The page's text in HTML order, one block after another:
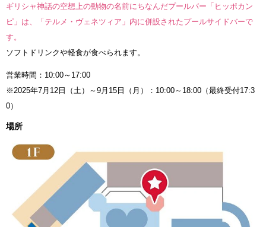
ギリシャ神話の空想上の動物の名前にちなんだプールバー「ヒッポカン
ピ」は、「テルメ・ヴェネツィア」内に併設されたプールサイドバーで
す。
ソフトドリンクや軽食が食べられます。
営業時間：10:00～17:00
※2025年7月12日（土）～9月15日（月）：10:00～18:00（最終受付17:3
0）
場所